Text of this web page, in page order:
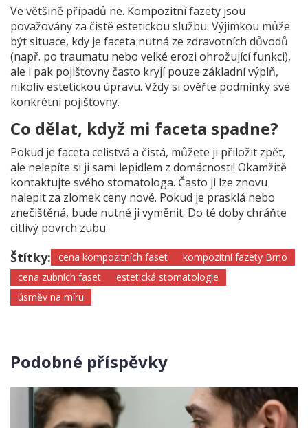
Ve většině případů ne. Kompozitní fazety jsou
považovány za čistě estetickou službu. Výjimkou může
být situace, kdy je faceta nutná ze zdravotních důvodů
(např. po traumatu nebo velké erozi ohrožující funkci),
ale i pak pojišťovny často kryjí pouze základní výplň,
nikoliv estetickou úpravu. Vždy si ověřte podmínky své
konkrétní pojišťovny.
Co dělat, když mi faceta spadne?
Pokud je faceta celistvá a čistá, můžete ji přiložit zpět,
ale nelepíte si ji sami lepidlem z domácnosti! Okamžitě
kontaktujte svého stomatologa. Často ji lze znovu
nalepit za zlomek ceny nové. Pokud je prasklá nebo
znečištěná, bude nutné ji vyměnit. Do té doby chráňte
citlivý povrch zubu.
Štítky: cena kompozitních faset
kompozitní fazety Brno
cena zubních faset
estetická stomatologie
úsměv na míru
Podobné příspěvky